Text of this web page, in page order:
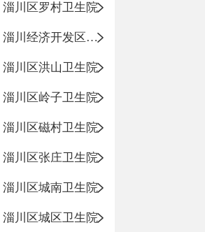
淄川区罗村卫生院
淄川经济开发区卫生院
淄川区洪山卫生院
淄川区岭子卫生院
淄川区磁村卫生院
淄川区张庄卫生院
淄川区城南卫生院
淄川区城区卫生院